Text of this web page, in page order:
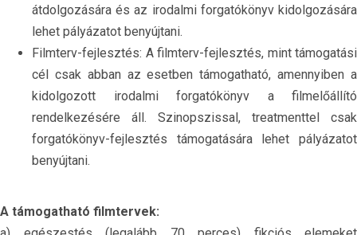
átdolgozására és az irodalmi forgatókönyv kidolgozására
lehet pályázatot benyújtani.
Filmterv-fejlesztés: A filmterv-fejlesztés, mint támogatási
cél csak abban az esetben támogatható, amennyiben a
kidolgozott irodalmi forgatókönyv a filmelőállító
rendelkezésére áll. Szinopszissal, treatmenttel csak
forgatókönyv-fejlesztés támogatására lehet pályázatot
benyújtani.
A támogatható filmtervek: